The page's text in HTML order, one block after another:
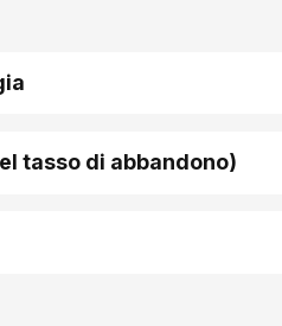
tasso di abbandono)